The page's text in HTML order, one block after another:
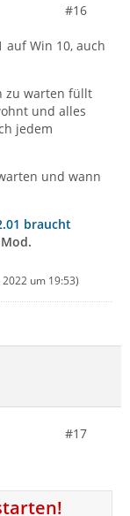
#16
auf Win 10, auch
zu warten füllt
und alles
jedem
und wann
braucht
Mod.
um 19:53)
#17